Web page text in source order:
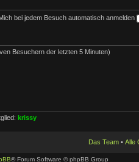
bei jedem Besuch automatisch anmelden
Besuchern der letzten 5 Minuten)
krissy
Das Team• Alle
® Forum Software © phpBB Group